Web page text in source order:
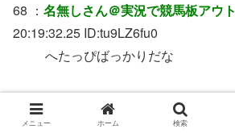
68 ： 名無しさん＠実況で競馬板アウト
20:19:32.25 ID:tu9LZ6fu0
へたっぴばっかりだな
69 ：名無しさん＠実況で競馬板アウト
メニュー ホーム 検索